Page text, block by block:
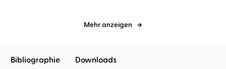
Mehr anzeigen
Bibliographie Downloads